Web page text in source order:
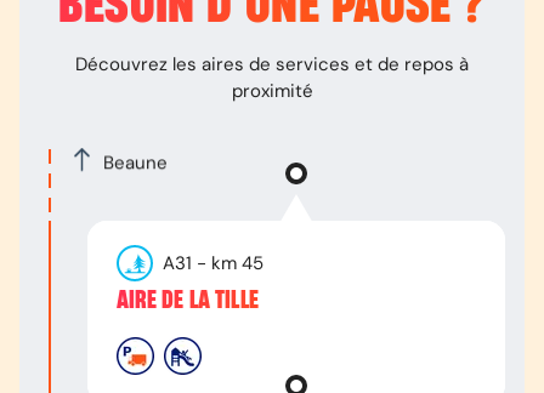
Découvrez les aires de services et de repos à
proximité
Beaune
A31 - km 45
AIRE DE LA TILLE